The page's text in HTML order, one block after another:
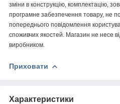
зміни в конструкцію, комплектацію,
програмне забезпечення товару, не
попереднього повідомлення
споживчих якостей. Магазин не несе
виробником.
Приховати
Характеристики